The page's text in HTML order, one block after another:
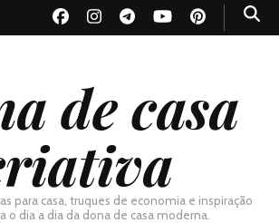
de casa
para casa, truques de economia e inspiração
o dia a dia da dona de casa moderna.